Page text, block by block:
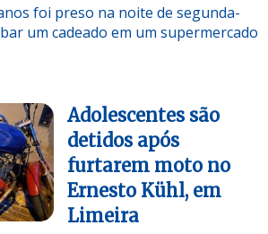
foi preso na noite de segunda-
um cadeado em um supermercado
Adolescentes são
detidos após
furtarem moto no
Ernesto Kühl, em
Limeira